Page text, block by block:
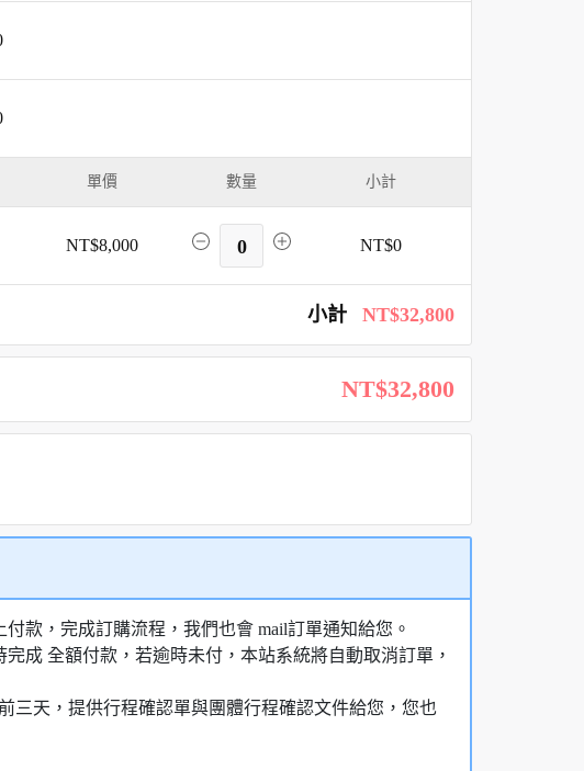
單價 數量 小計
NT$8,000 0 NT$0
小計 NT$32,800
NT$32,800
款，完成訂購流程，我們也會 mail訂單通知給您。
成 全額付款，若逾時未付，本站系統將自動取消訂單，
三天，提供行程確認單與團體行程確認文件給您，您也